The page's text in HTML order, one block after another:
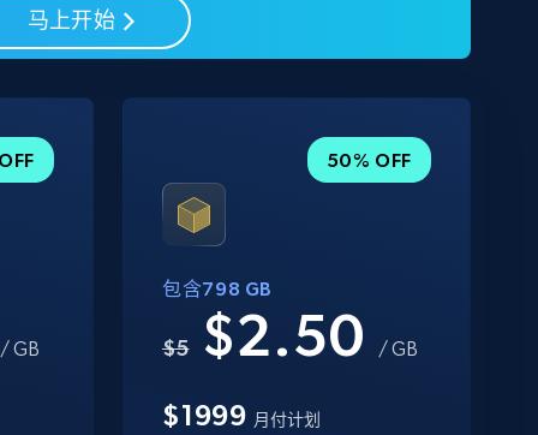
马上开始
/ GB
50% OFF
包含798 GB
$5 $2.50 / GB
$1999 月付计划